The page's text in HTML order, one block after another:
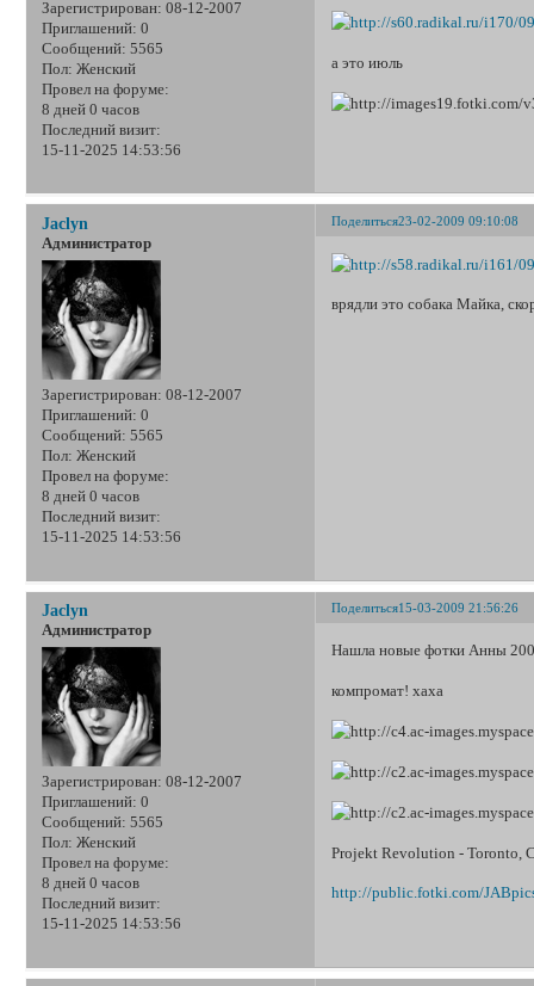
Зарегистрирован: 08-12-2007
Приглашений: 0
Сообщений: 5565
Пол: Женский
Провел на форуме:
8 дней 0 часов
Последний визит:
15-11-2025 14:53:56
а это июль
Поделиться23-02-2009 09:10:08
Jaclyn
Администратор
Зарегистрирован: 08-12-2007
Приглашений: 0
Сообщений: 5565
Пол: Женский
Провел на форуме:
8 дней 0 часов
Последний визит:
15-11-2025 14:53:56
врядли это собака Майка,
Поделиться15-03-2009 21:56:26
Jaclyn
Администратор
Зарегистрирован: 08-12-2007
Приглашений: 0
Сообщений: 5565
Пол: Женский
Провел на форуме:
8 дней 0 часов
Последний визит:
15-11-2025 14:53:56
Нашла новые фотки Анны
компромат! хаха
Projekt Revolution - Toronto,
http://public.fotki.com/